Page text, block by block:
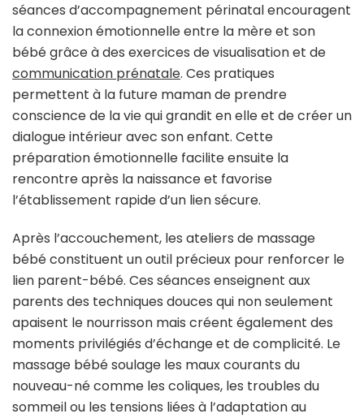
séances d’accompagnement périnatal encouragent
la connexion émotionnelle entre la mère et son
bébé grâce à des exercices de visualisation et de
communication prénatale. Ces pratiques
permettent à la future maman de prendre
conscience de la vie qui grandit en elle et de créer un
dialogue intérieur avec son enfant. Cette
préparation émotionnelle facilite ensuite la
rencontre après la naissance et favorise
l’établissement rapide d’un lien sécure.
Après l’accouchement, les ateliers de massage
bébé constituent un outil précieux pour renforcer le
lien parent-bébé. Ces séances enseignent aux
parents des techniques douces qui non seulement
apaisent le nourrisson mais créent également des
moments privilégiés d’échange et de complicité. Le
massage bébé soulage les maux courants du
nouveau-né comme les coliques, les troubles du
sommeil ou les tensions liées à l’adaptation au